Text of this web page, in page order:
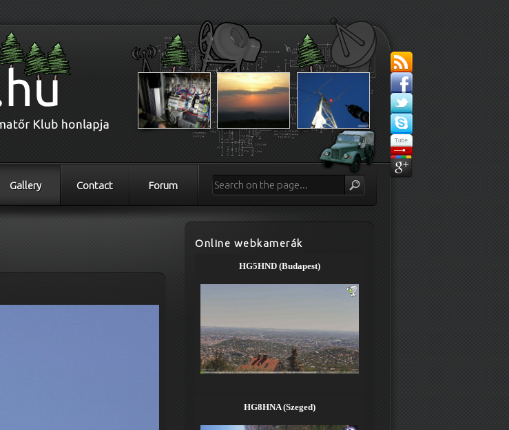
Gallery Contact Forum
Online webkamerák